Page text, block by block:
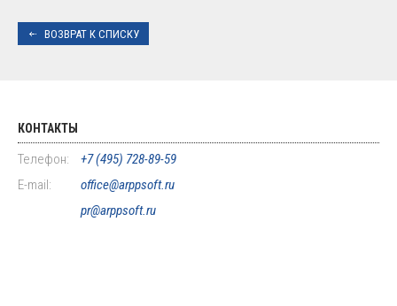
ВОЗВРАТ К СПИСКУ
КОНТАКТЫ
Телефон:
+7 (495) 728-89-59
E-mail:
office@arppsoft.ru
pr@arppsoft.ru